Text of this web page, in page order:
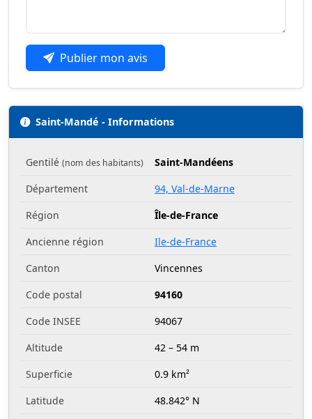
Publier mon avis
Saint-Mandé - Informations
Gentilé (nom des habitants)
Saint-Mandéens
Département
94, Val-de-Marne
Région
Île-de-France
Ancienne région
Ile-de-France
Canton
Vincennes
Code postal
94160
Code INSEE
94067
Altitude
42 – 54 m
Superficie
0.9 km²
Latitude
48.842° N